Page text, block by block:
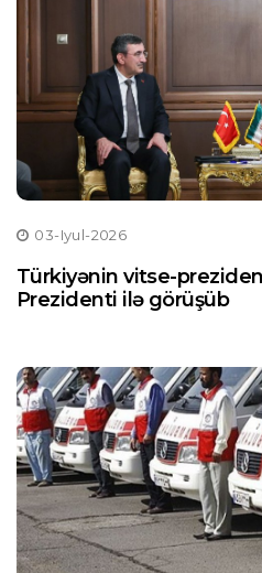
03-Iyul-2026
Türkiyənin vitse-
Prezidenti ilə görüşüb